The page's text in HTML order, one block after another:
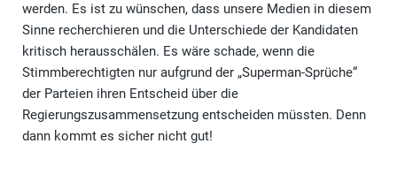
werden. Es ist zu wünschen, dass unsere Medien in diesem
Sinne recherchieren und die Unterschiede der Kandidaten
kritisch herausschälen. Es wäre schade, wenn die
Stimmberechtigten nur aufgrund der „Superman-Sprüche“
der Parteien ihren Entscheid über die
Regierungszusammensetzung entscheiden müssten. Denn
dann kommt es sicher nicht gut!